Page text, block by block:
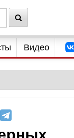
Видео